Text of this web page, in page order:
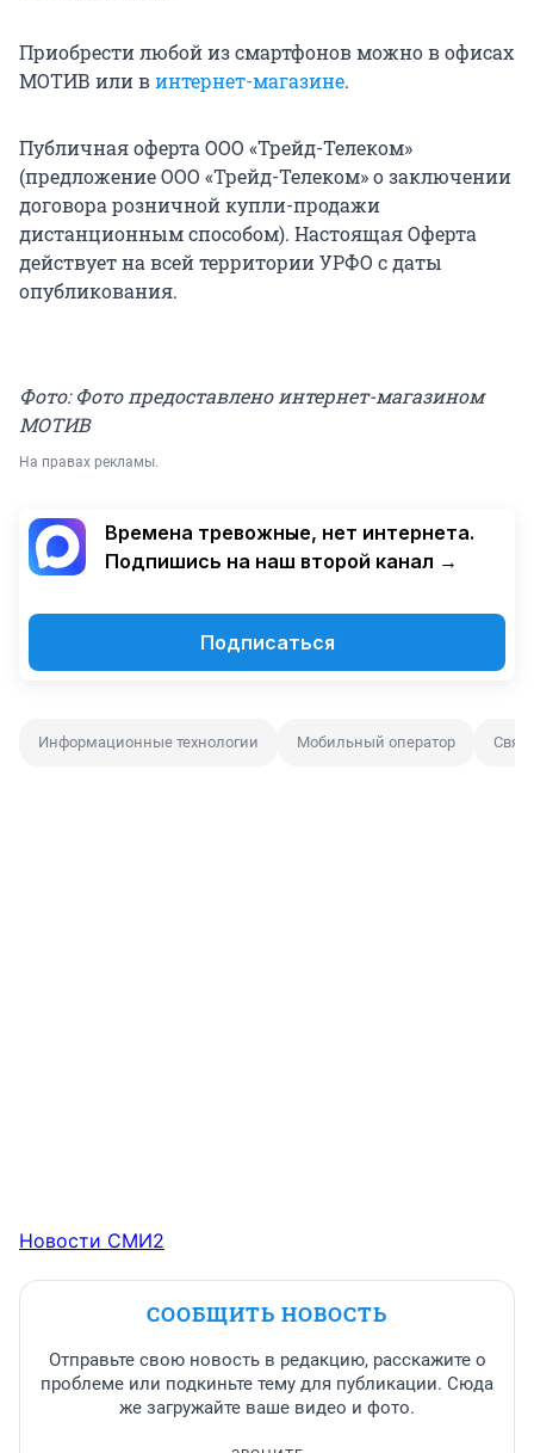
Приобрести любой из смартфонов можно в офисах
МОТИВ или винтернет-магазине.
Публичная оферта ООО «Трейд-Телеком»
(предложение ООО «Трейд-Телеком» о заключении
договора розничной купли-продажи
дистанционным способом). Настоящая Оферта
действует на всей территории УРФО с даты
опубликования.
Фото: Фото предоставлено интернет-магазином
МОТИВ
На правах рекламы.
Времена тревожные, нет интернета.
Подпишись на наш второй канал →
Подписаться
Информационные технологии Мобильный оператор
Новости СМИ2
СООБЩИТЬ НОВОСТЬ
Отправьте свою новость в редакцию, расскажите о
проблеме или подкиньте тему для публикации. Сюда
же загружайте ваше видео и фото.